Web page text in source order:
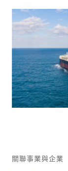
關聯事業與企業